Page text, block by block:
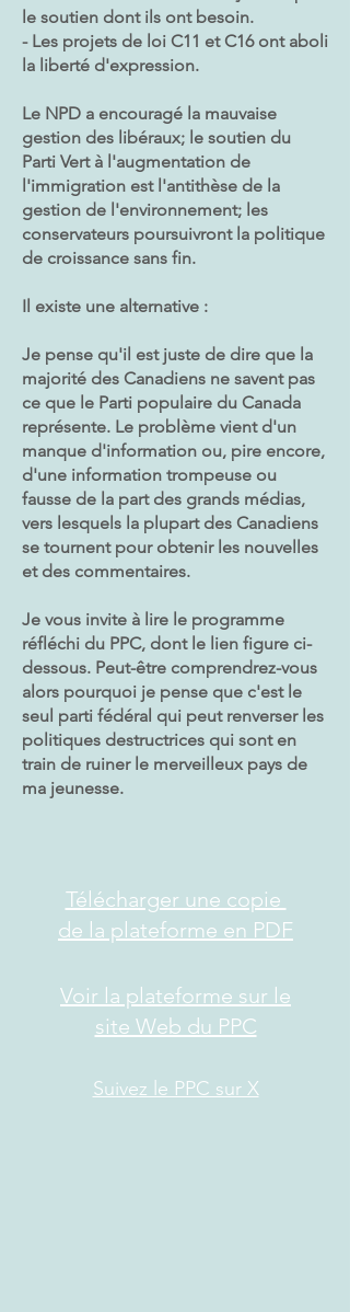
le soutien dont ils ont besoin.
- Les projets de loi C11 et C16 ont aboli
la liberté d'expression.
Le NPD a encouragé la mauvaise
gestion des libéraux; le soutien du
Parti Vert à l'augmentation de
l'immigration est l'antithèse de la
gestion de l'environnement; les
conservateurs poursuivront la politique
de croissance sans fin.
Il existe une alternative :
Je pense qu'il est juste de dire que la
majorité des Canadiens ne savent pas
ce que le Parti populaire du Canada
représente. Le problème vient d'un
manque d'information ou, pire encore,
d'une information trompeuse ou
fausse de la part des grands médias,
vers lesquels la plupart des Canadiens
se tournent pour obtenir les nouvelles
et des commentaires.
Je vous invite à lire le programme
réfléchi du PPC, dont le lien figure ci-
dessous. Peut-être comprendrez-vous
alors pourquoi je pense que c'est le
seul parti fédéral qui peut renverser les
politiques destructrices qui sont en
train de ruiner le merveilleux pays de
ma jeunesse.
Télécharger une copie
de la plateforme en PDF
Voir la plateforme sur le
site Web du PPC
Suivez le PPC sur X